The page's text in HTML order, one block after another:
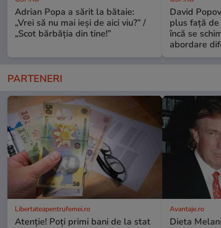
Adrian Popa a sărit la bătaie:
„Vrei să nu mai ieși de aici viu?” /
„Scot bărbăția din tine!”
David
plus față de
încă se
abordare
PARTENERI
Libertateapentrufemei.ro
Atenție! Poți primi bani de la stat
Avantaje.ro
Dieta